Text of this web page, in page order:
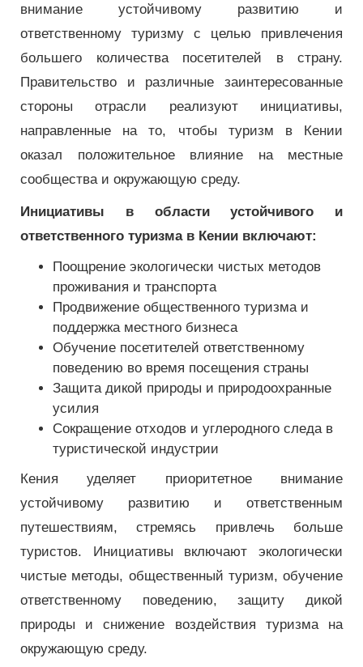
внимание устойчивому развитию и
ответственному туризму с целью привлечения
большего количества посетителей в страну.
Правительство и различные заинтересованные
стороны отрасли реализуют инициативы,
направленные на то, чтобы туризм в Кении
оказал положительное влияние на местные
сообщества и окружающую среду.
Инициативы в области устойчивого и
ответственного туризма в Кении включают:
Поощрение экологически чистых методов
проживания и транспорта
Продвижение общественного туризма и
поддержка местного бизнеса
Обучение посетителей ответственному
поведению во время посещения страны
Защита дикой природы и природоохранные
усилия
Сокращение отходов и углеродного следа в
туристической индустрии
Кения уделяет приоритетное внимание
устойчивому развитию и ответственным
путешествиям, стремясь привлечь больше
туристов. Инициативы включают экологически
чистые методы, общественный туризм, обучение
ответственному поведению, защиту дикой
природы и снижение воздействия туризма на
окружающую среду.